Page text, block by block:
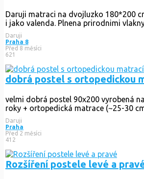
Daruji matraci na dvojluzko 180*200
i jako valenda. Plnena prirodnimi
Daruji
Praha 8
Před 8 měsíci
621
dobrá postel s ortopedickou
velmi dobrá postel 90x200 vyrobená
roky + ortopedická matrace (~25-30 cm
Daruji
Praha
Před 2 měsíci
412
Rozšíření postele levé a